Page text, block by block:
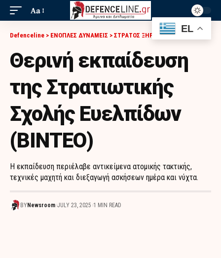
Aa
Defenceline > ΕΝΟΠΛΕΣ ΔΥΝΑΜΕΙΣ > ΣΤΡΑΤΟΣ ΞΗΡΑΣ>ΘΕΡΙΝΉ ΕΚΠΑΊΔΕΥΣΗ ΤΗΣ ΣΤΡΑΤΙΩΤΙΚΉΣ ΣΧΟΛΉΣ ΕΥΕΛΠΊΔΩΝ (ΒΙΝΤΕΟ)
Θερινή εκπαίδευση
της Στρατιωτικής
Σχολής Ευελπίδων
(ΒΙΝΤΕΟ)
Η εκπαίδευση περιέλαβε αντικείμενα ατομικής τακτικής,
τεχνικές μαχητή και διεξαγωγή ασκήσεων ημέρα και νύχτα.
BY Newsroom JULY 23, 2025 1 MIN READ
EL